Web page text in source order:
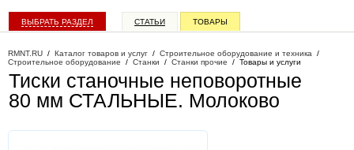
ВЫБРАТЬ РАЗДЕЛ СТАТЬИ ТОВАРЫ
RMNT.RU / Каталог товаров и услуг / Строительное оборудование и техника /
Строительное оборудование / Станки / Станки прочие / Товары и услуги
Тиски станочные неповоротные
80 мм СТАЛЬНЫЕ. Молоково